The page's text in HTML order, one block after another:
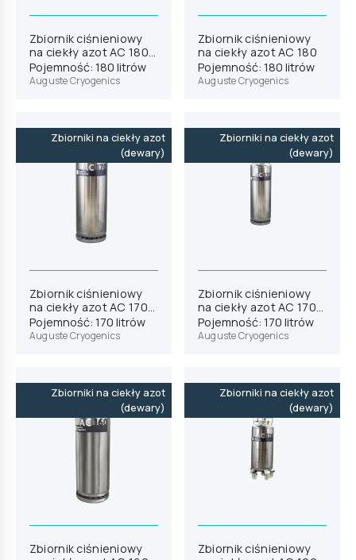
Zbiornik ciśnieniowy
na ciekły azot AC 180
26“
Pojemność: 180 litrów
Auguste Cryogenics
Zbiornik ciśnieniowy
na ciekły azot AC 180
Pojemność: 180 litrów
Auguste Cryogenics
Zbiorniki na ciekły azot
(dewary)
Zbiornik ciśnieniowy
na ciekły azot AC 170
MP
Pojemność: 170 litrów
Auguste Cryogenics
Zbiorniki na ciekły azot
(dewary)
Zbiornik ciśnieniowy
na ciekły azot AC 170
HP
Pojemność: 170 litrów
Auguste Cryogenics
Zbiorniki na ciekły azot
(dewary)
Zbiornik ciśnieniowy
Zbiorniki na ciekły azot
(dewary)
Zbiornik ciśnieniowy